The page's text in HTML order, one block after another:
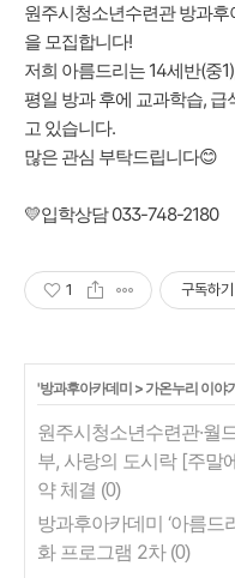
원주시청소년수련관 방과
을 모집합니다!
저희 아름드리는 14세반(중
평일 방과 후에 교과학습,
고 있습니다.
많은 관심 부탁드립니다😊
💛입학상담 033-748-2180
1 구독하기
'방과후아카데미 > 가온누리 이야
원주시청소년수련관·월
부, 사랑의 도시락 [주말
약 체결 (0)
방과후아카데미 ‘아름드
화 프로그램 2차 (0)